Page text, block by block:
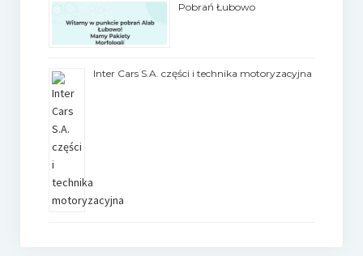
Pobrań Łubowo
Inter Cars S.A. części i technika motoryzacyjna